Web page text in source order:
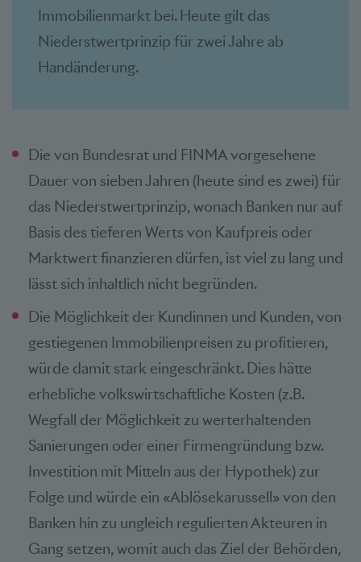
Immobilienmarkt bei. Heute gilt das
Niederstwertprinzip für zwei Jahre ab
Handänderung.
Die von Bundesrat und FINMA vorgesehene
Dauer von sieben Jahren (heute sind es zwei) für
das Niederstwertprinzip, wonach Banken nur auf
Basis des tieferen Werts von Kaufpreis oder
Marktwert finanzieren dürfen, ist viel zu lang und
lässt sich inhaltlich nicht begründen.
Die Möglichkeit der Kundinnen und Kunden, von
gestiegenen Immobilienpreisen zu profitieren,
würde damit stark eingeschränkt. Dies hätte
erhebliche volkswirtschaftliche Kosten (z.B.
Wegfall der Möglichkeit zu werterhaltenden
Sanierungen oder einer Firmengründung bzw.
Investition mit Mitteln aus der Hypothek) zur
Folge und würde ein «Ablösekarussell» von den
Banken hin zu ungleich regulierten Akteuren in
Gang setzen, womit auch das Ziel der Behörden,